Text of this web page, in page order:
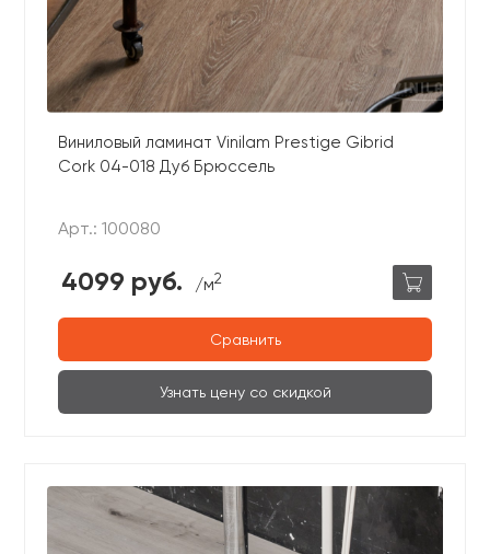
Виниловый ламинат Vinilam Prestige Gibrid
Cork 04-018 Дуб Брюссель
Арт.: 100080
4099 руб. /м2
Сравнить
Узнать цену со скидкой